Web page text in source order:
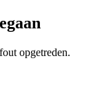
opgetreden.